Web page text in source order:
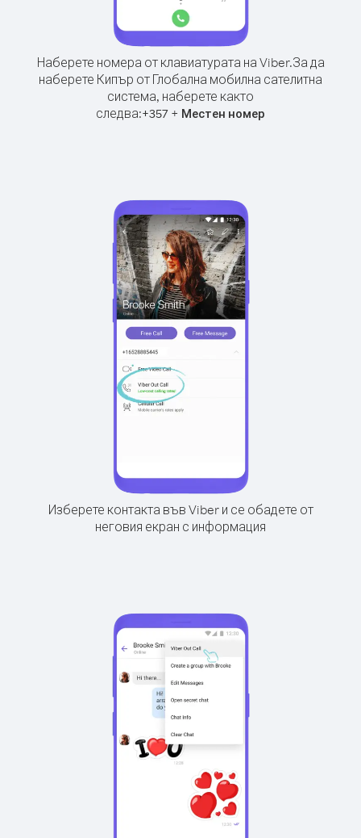
Наберете номера от клавиатурата на Viber.За да
наберете Кипър от Глобална мобилна сателитна
система, наберете както
следва:+357 + Местен номер
Изберете контакта във Viber и се обадете от
неговия екран с информация